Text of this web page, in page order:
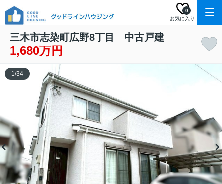
お気に入り
0
三木市志染町広野8丁目 中古戸建
1,680万円
1/34